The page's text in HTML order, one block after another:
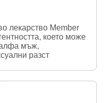
лекарство Member
което може
мъж,
разст